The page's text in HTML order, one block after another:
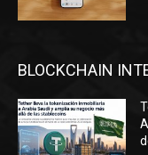
BLOCKCHAIN